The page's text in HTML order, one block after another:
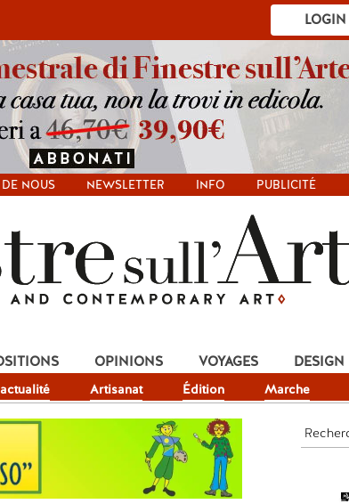
LOGIN
NOUS NEWSLETTER INFO PUBLICITÉ
Artisanat Édition Marche
OPINIONS VOYAGES DESIGN